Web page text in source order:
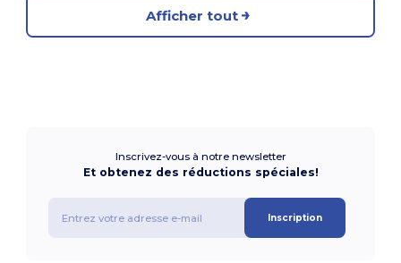
Afficher tout
Inscrivez-vous à notre newsletter
Et obtenez des réductions spéciales!
Inscription